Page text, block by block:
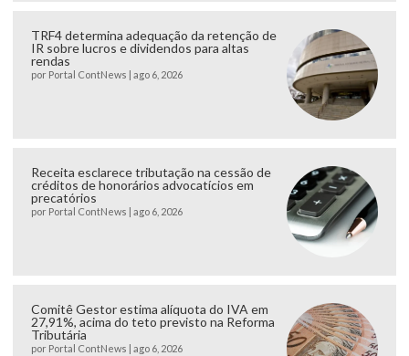
TRF4 determina adequação da retenção de
IR sobre lucros e dividendos para altas
rendas
por Portal ContNews ago 6, 2026
Receita esclarece tributação na cessão de
créditos de honorários advocatícios em
precatórios
por Portal ContNews ago 6, 2026
Comitê Gestor estima alíquota do IVA em
27,91%, acima do teto previsto na Reforma
Tributária
por Portal ContNews ago 6, 2026